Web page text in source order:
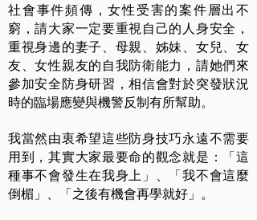
社會事件頻傳，女性受害的案件層出不
窮，請大家一定要重視自己的人身安全，
重視身邊的妻子、母親、姊妹、女兒、女
友、女性親友的自我防衛能力，請她們來
參加安全防身研習，相信會對於突發狀況
時的臨場應變與機警反制有所幫助。
我當然由衷希望這些防身技巧永遠不需要
用到，其實大家最要命的觀念就是：「這
種事不會發生在我身上」、「我不會這麼
倒楣」、「之後有機會再學就好」。